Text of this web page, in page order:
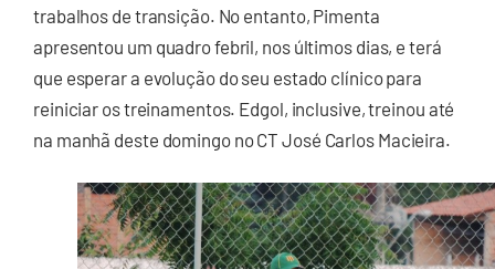
trabalhos de transição. No entanto, Pimenta
apresentou um quadro febril, nos últimos dias, e terá
que esperar a evolução do seu estado clínico para
reiniciar os treinamentos. Edgol, inclusive, treinou até
na manhã deste domingo no CT José Carlos Macieira.